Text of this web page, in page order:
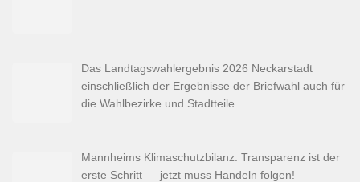
Das Landtagswahlergebnis 2026 Neckarstadt
einschließlich der Ergebnisse der Briefwahl auch für
die Wahlbezirke und Stadtteile
Mannheims Klimaschutzbilanz: Transparenz ist der
erste Schritt — jetzt muss Handeln folgen!